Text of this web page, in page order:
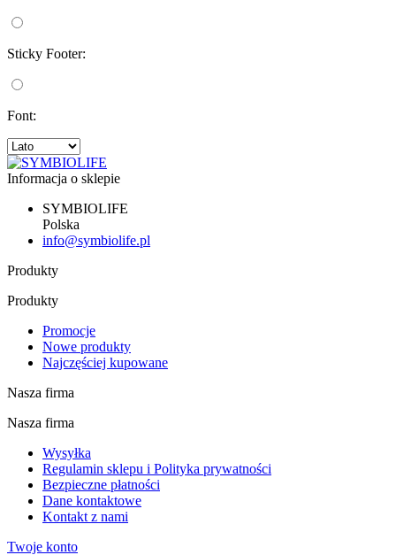
Sticky Footer:
Font:
Informacja o sklepie
SYMBIOLIFE
Polska
info@symbiolife.pl
Produkty
Produkty
Promocje
Nowe produkty
Najczęściej kupowane
Nasza firma
Nasza firma
Wysyłka
Regulamin sklepu i Polityka prywatności
Bezpieczne płatności
Dane kontaktowe
Kontakt z nami
Twoje konto